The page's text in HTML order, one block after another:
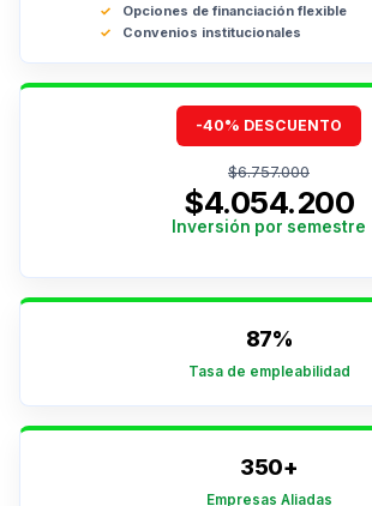
Opciones de financiación flexible
Convenios institucionales
-40% DESCUENTO
$6.757.000
$4.054.200
Inversión por semestre
87%
Tasa de empleabilidad
350+
Empresas Aliadas